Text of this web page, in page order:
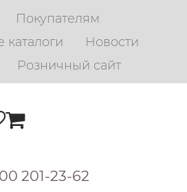
Покупателям
каталоги
Новости
Розничный сайт
201-23-62